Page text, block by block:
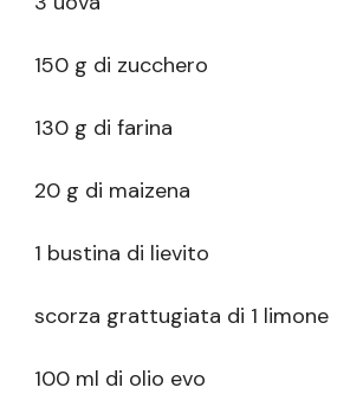
150 g di zucchero
130 g di farina
20 g di maizena
1 bustina di lievito
scorza grattugiata di 1 limone
100 ml di olio evo